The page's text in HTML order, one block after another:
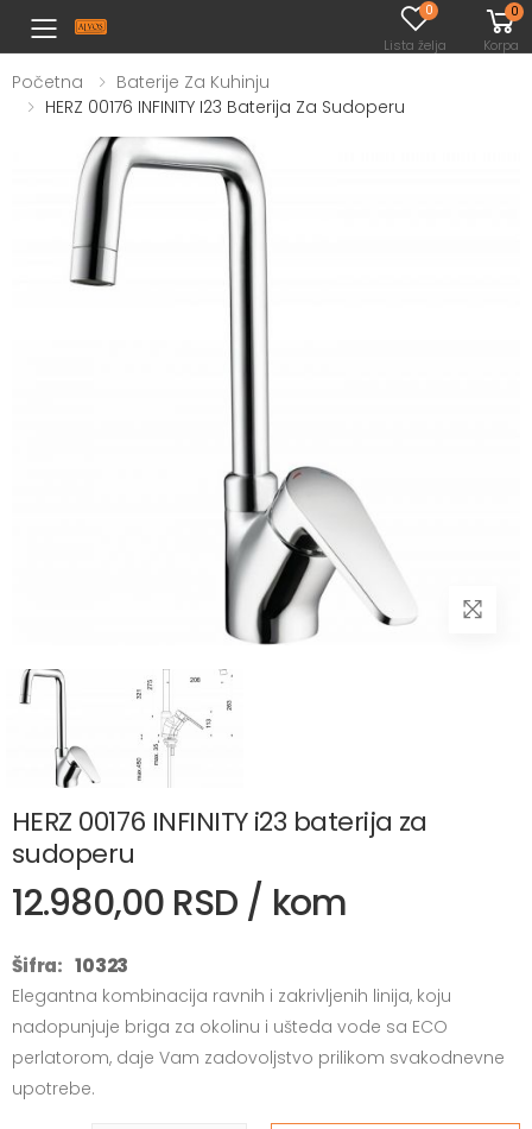
Toggle mobile menu
0
Lista želja
0
Korpa
Početna
Baterije Za Kuhinju
HERZ 00176 INFINITY I23 Baterija Za Sudoperu
HERZ 00176 INFINITY i23 baterija za
sudoperu
12.980,00 RSD / kom
Šifra: 10323
Elegantna kombinacija ravnih i zakrivljenih linija, koju
nadopunjuje briga za okolinu i ušteda vode sa ECO
perlatorom, daje Vam zadovoljstvo prilikom svakodnevne
upotrebe.